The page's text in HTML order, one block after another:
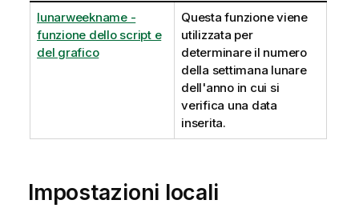
lunarweekname -
funzione dello script e
del grafico
Questa funzione viene
utilizzata per
determinare il numero
della settimana lunare
dell'anno in cui si
verifica una data
inserita.
Impostazioni locali